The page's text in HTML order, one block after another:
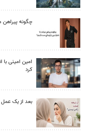
چگونه پیراهن
امین امینی
کرد
بعد از یک عمل